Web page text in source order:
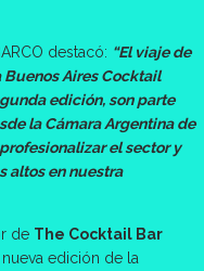
destacó: “El viaje de
Buenos Aires Cocktail
edición, son parte
la Cámara Argentina de
el sector y
altos en nuestra
de The Cocktail Bar
edición de la